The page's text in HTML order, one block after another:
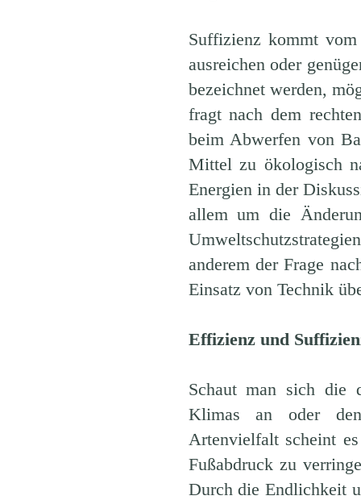
Suffizienz kommt
ausreichen oder
bezeichnet werden,
fragt nach dem
beim Abwerfen von
Mittel zu ökologisch
Energien in der
allem um die
anderem der Frage
Einsatz von Technik
Effizienz und
Schaut man sich die
Klimas an oder
Artenvielfalt scheint
Fußabdruck zu
Durch die Endlichkeit